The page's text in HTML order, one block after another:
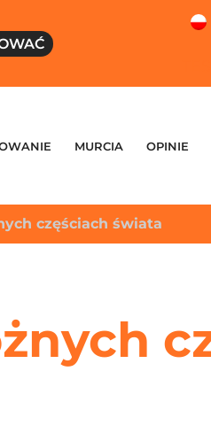
MURCIA OPINIE
częściach świata